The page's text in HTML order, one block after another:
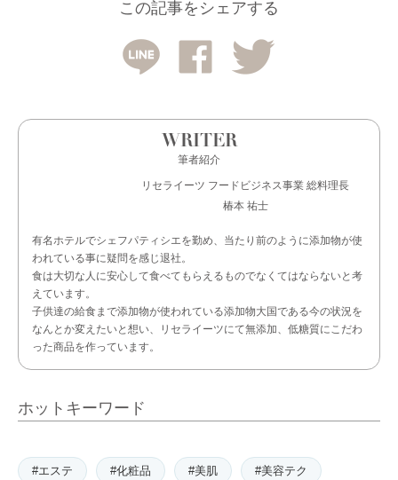
この記事をシェアする
WRITER
筆者紹介
リセライーツ フードビジネス事業 総料理長
椿本 祐士
有名ホテルでシェフパティシエを勤め、当たり前のように添加物が使
われている事に疑問を感じ退社。
食は大切な人に安心して食べてもらえるものでなくてはならないと考
えています。
子供達の給食まで添加物が使われている添加物大国である今の状況を
なんとか変えたいと想い、リセライーツにて無添加、低糖質にこだわ
った商品を作っています。
ホットキーワード
#エステ #化粧品 #美肌 #美容テク